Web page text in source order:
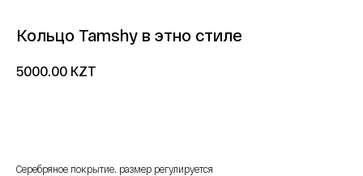
Кольцо Tamshy в этно стиле
5000.00 KZT
Серебряное покрытие, размер регулируется